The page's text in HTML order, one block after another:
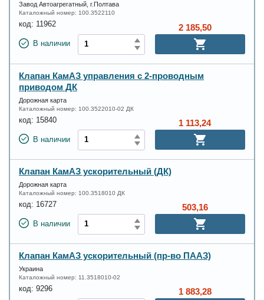
Завод Автоагрегатный, г.Полтава
Каталожный номер: 100.3522110
код: 11962
В наличии
2 185,50
Клапан КамАЗ управления с 2-проводным
приводом ДК
Дорожная карта
Каталожный номер: 100.3522010-02 ДК
код: 15840
В наличии
1 113,24
Клапан КамАЗ ускорительный (ДК)
Дорожная карта
Каталожный номер: 100.3518010 ДК
код: 16727
В наличии
503,16
Клапан КамАЗ ускорительный (пр-во ПААЗ)
Украина
Каталожный номер: 11.3518010-02
код: 9296 1 883,28